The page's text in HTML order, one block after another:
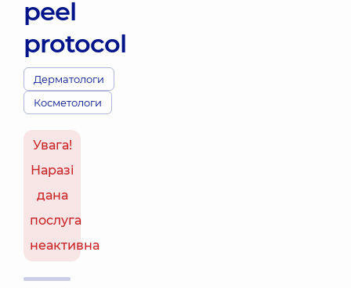
peel
protocol
Дерматологи
Косметологи
Увага!
Наразі
дана
послуга
неактивна